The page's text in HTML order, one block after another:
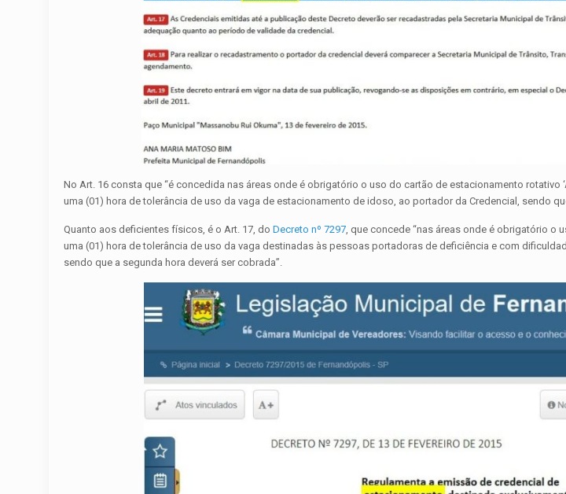
No Art. 16 consta que “é concedida nas áreas onde é obrigatório o uso do cartão de estacionamento rotativo
uma (01) hora de tolerância de uso da vaga de estacionamento de idoso, ao portador da Credencial, sendo
Quanto aos deficientes físicos, é o Art. 17, doDecreto nº 7297 , que concede “nas áreas onde é obrigatório o
uma (01) hora de tolerância de uso da vaga destinadas às pessoas portadoras de deficiência e com
sendo que a segunda hora deverá ser cobrada”.